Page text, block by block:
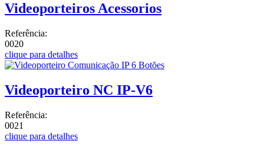
Videoporteiros Acessorios
Referência:
0020
clique para detalhes
Videoporteiro NC IP-V6
Referência:
0021
clique para detalhes